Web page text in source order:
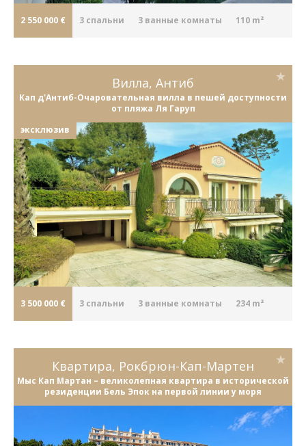
2 550 000 € 3 cпальни 3 ванные комнаты 110 m²
Вилла, Антиб
Кап д'Антиб-Очаровательная вилла в пешей доступности
от пляжа Ля Гаруп
3 500 000 € 3 cпальни 3 ванные комнаты 234 m²
эксклюзив
Квартира, Рокбрюн-Кап-Мартен
Мыс Кап Мартан – великолепная квартира в исторической
резиденции Бель Эпок на первой линии у моря